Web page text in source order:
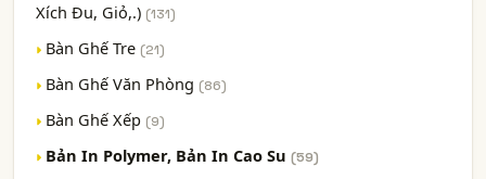
Xích Đu, Giỏ,.) (131)
Bàn Ghế Tre (21)
Bàn Ghế Văn Phòng (86)
Bàn Ghế Xếp (9)
Bản In Polymer, Bản In Cao Su (59)